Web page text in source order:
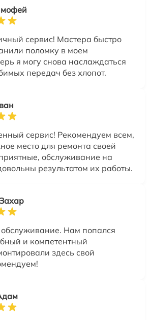
сервис! Мастера быстро
поломку в моем
я могу снова наслаждаться
передач без хлопот.
сервис! Рекомендуем всем,
место для ремонта своей
обслуживание на
результатом их работы.
Нам попался
и компетентный
здесь свой